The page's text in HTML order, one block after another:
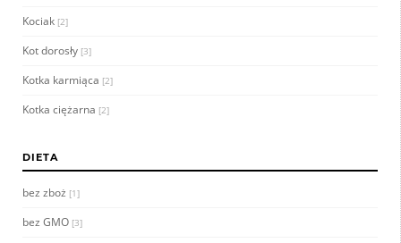
Kociak [2]
Kot dorosły [3]
Kotka karmiąca [2]
Kotka ciężarna [2]
DIETA
bez zboż [1]
bez GMO [3]